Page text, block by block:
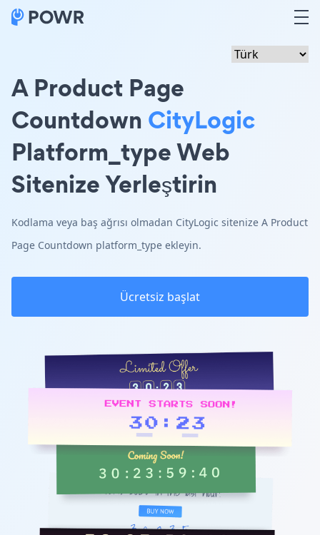
A Product Page
Countdown CityLogic
Platform_type Web
Sitenize Yerleştirin
Kodlama veya baş ağrısı olmadan CityLogic sitenize A Product
Page Countdown platform_type ekleyin.
Ücretsiz başlat